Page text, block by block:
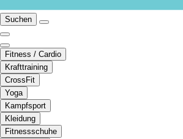
Suchen
Fitness / Cardio
Krafttraining
CrossFit
Yoga
Kampfsport
Kleidung
Fitnessschuhe